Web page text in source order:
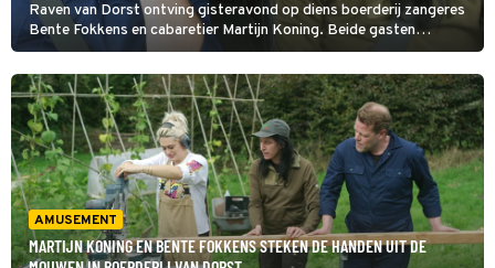
Raven van Dorst ontving gisteravond op diens boerderij zangeres
Bente Fokkens en cabaretier Martijn Koning. Beide gasten
zorgden voor bijzondere momentjes in de aflevering.
AMUSEMENT
MARTIJN KONING EN BENTE FOKKENS STEKEN DE HANDEN UIT DE